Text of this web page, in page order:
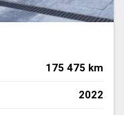
175 475 km
2022